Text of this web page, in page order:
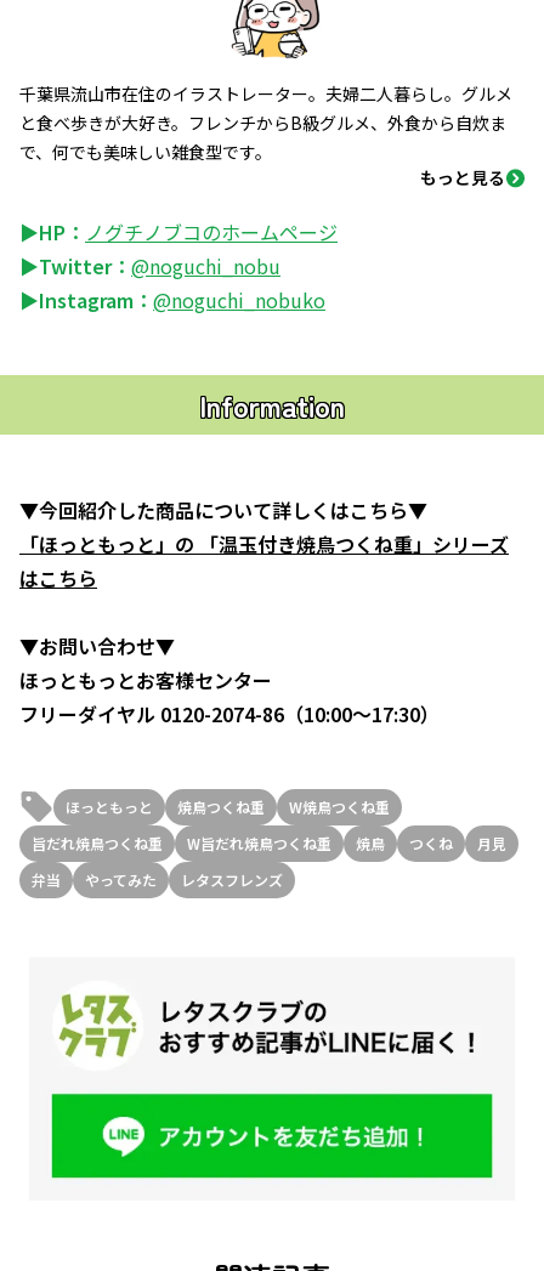
千葉県流山市在住のイラストレーター。夫婦二人暮らし。グルメ
と食べ歩きが大好き。フレンチからB級グルメ、外食から自炊ま
で、何でも美味しい雑食型です。
もっと見る
▶HP： ノグチノブコのホームページ
▶Twitter： @noguchi_nobu
▶Instagram： @noguchi_nobuko
Information
▼今回紹介した商品について詳しくはこちら▼
「ほっともっと」の 「温玉付き焼鳥つくね重」シリーズ
はこちら
▼お問い合わせ▼
ほっともっとお客様センター
フリーダイヤル 0120-2074-86（10:00～17:30）
ほっともっと 焼鳥つくね重
W焼鳥つくね重
旨だれ焼鳥つくね重
W旨だれ焼鳥つくね重 焼鳥 つくね
月見
弁当
やってみた レタスフレンズ